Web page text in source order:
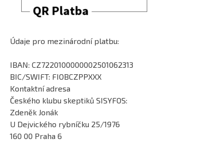
Údaje pro mezinárodní platbu:
IBAN: CZ7220100000002501062313
BIC/SWIFT: FIOBCZPPXXX
Kontaktní adresa
Českého klubu skeptiků SISYFOS:
Zdeněk Jonák
U Dejvického rybníčku 25/1976
160 00 Praha 6